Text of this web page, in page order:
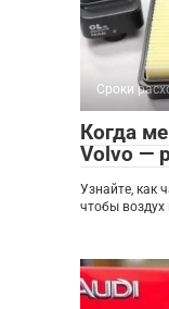
Сроки
Когда
Volvo —
Узнайте, как
чтобы